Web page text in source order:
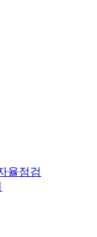
율점검